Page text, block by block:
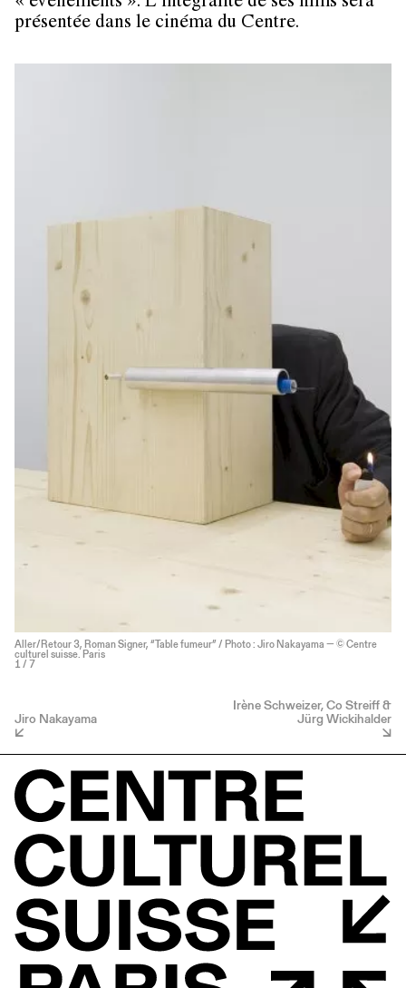
présentée dans le cinéma du Centre.
Aller/Retour 3, Roman Signer, “Table fumeur” / Photo : Jiro Nakayama — © Centre
culturel suisse. Paris
1 / 7
Jiro Nakayama
Irène Schweizer, Co Streiff &
Jürg Wickihalder